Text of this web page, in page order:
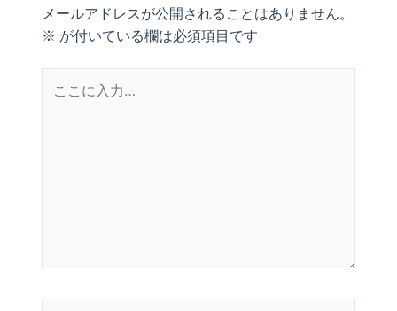
メールアドレスが公開されることはありません。
※ が付いている欄は必須項目です